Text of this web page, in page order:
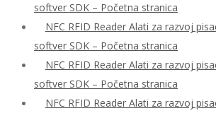
softver SDK – Početna stranica
NFC RFID Reader Alati za razvoj
softver SDK – Početna stranica
NFC RFID Reader Alati za razvoj
softver SDK – Početna stranica
NFC RFID Reader Alati za razvoj